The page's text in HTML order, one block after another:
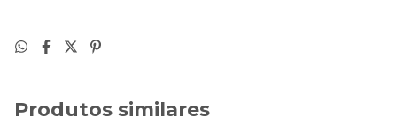
Produtos similares